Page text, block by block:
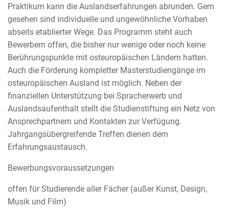
Praktikum kann die Auslandserfahrungen abrunden. Gern
gesehen sind individuelle und ungewöhnliche Vorhaben
abseits etablierter Wege. Das Programm steht auch
Bewerbern offen, die bisher nur wenige oder noch keine
Berührungspunkte mit osteuropäischen Ländern hatten.
Auch die Förderung kompletter Masterstudiengänge im
osteuropäischen Ausland ist möglich. Neben der
finanziellen Unterstützung bei Spracherwerb und
Auslandsaufenthalt stellt die Studienstiftung ein Netz von
Ansprechpartnern und Kontakten zur Verfügung.
Jahrgangsübergreifende Treffen dienen dem
Erfahrungsaustausch.
Bewerbungsvoraussetzungen
offen für Studierende aller Fächer (außer Kunst, Design,
Musik und Film)